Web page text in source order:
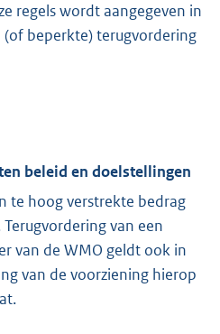
regels wordt aangegeven in
(of beperkte) terugvordering
beleid en doelstellingen
te hoog verstrekte bedrag
van een
van de WMO geldt ook in
van de voorziening hierop